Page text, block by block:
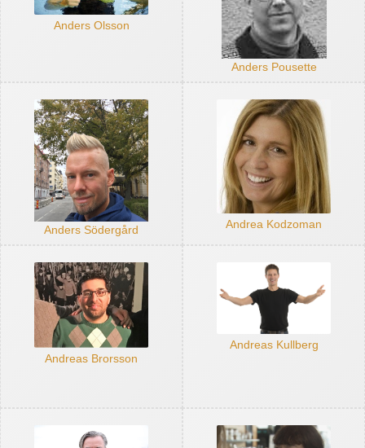
Anders Olsson
Anders Pousette
Anders Södergård Andrea Kodzoman
Andreas Brorsson
Andreas Kullberg